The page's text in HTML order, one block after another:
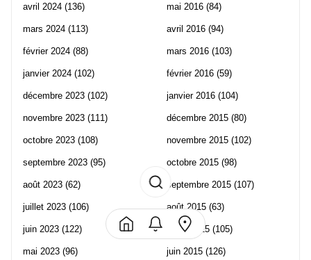
avril 2024 (136)
mars 2024 (113)
février 2024 (88)
janvier 2024 (102)
décembre 2023 (102)
novembre 2023 (111)
octobre 2023 (108)
septembre 2023 (95)
août 2023 (62)
juillet 2023 (106)
juin 2023 (122)
mai 2023 (96)
mai 2016 (84)
avril 2016 (94)
mars 2016 (103)
février 2016 (59)
janvier 2016 (104)
décembre 2015 (80)
novembre 2015 (102)
octobre 2015 (98)
septembre 2015 (107)
août 2015 (63)
juillet 2015 (105)
juin 2015 (126)